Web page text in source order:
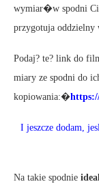
wymiar�w spodni
przygotuja oddzielny
Podaj? te? link do
miary ze spodni do
kopiowania:�
I jeszcze dodam,
Na takie spodnie